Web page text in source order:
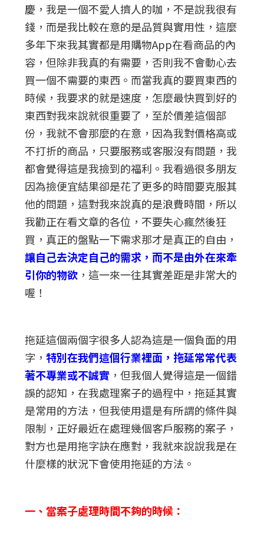
慶，我是一個不愛人擠人的咖，不是說我很有
錢，而是我比較在意的是品質與實用性，這麼
多年下來我其實都是用購物App在看商品的內
容，但除非我真的有需要，否則我不會動心去
買一個不需要的東西。而當我真的要買東西的
時候，我要求的就是速度，怎麼最快買到好的
東西對我來說就很重要了，至於價差這個部
份，我就不會那麼的在意，因為我對價格高或
不打折的商品，只要服務或客服沒有問題，我
都會覺得這是我撿到的福利。我看過很多朋友
因為撿便宜結果卻是花了更多的時間要克服其
他的問題，這對我來說真的是浪費時間，所以
我勸正在看文章的各位，不要失心瘋然後狂
買，真正的盤點一下需求那才是真正的自由，
讓自己去決定自己的需求，而不是由外在來牽
引你的物欲 ，這一來一往其實差距是非常大的
喔！
拖延這個兩個字很多人認為這是一個負面的用
字，特別在我們這個行業裡面，拖延常常代表
著不專業或不誠實 ，但我個人覺得這是一個錯
誤的認知，在我處理案子的過程中，拖延其實
是常用的方法，但我使用還是有所謂的條件與
限制，正好最近在處理幾個客戶服務的案子，
對方也是用拖字訣在應對，我就來說說我是在
什麼樣的狀況下會使用拖延的方法。
一、當案子處理時間不夠的時候：